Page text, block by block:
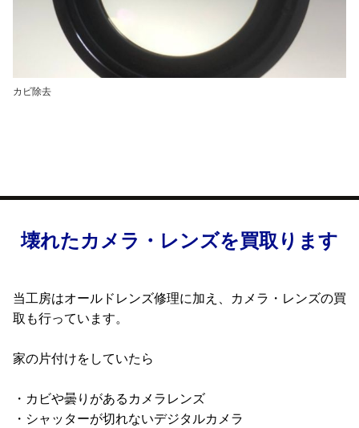
カビ除去
壊れたカメラ・レンズを買取ります
当工房はオールドレンズ修理に加え、カメラ・レンズの買
取も行っています。
家の片付けをしていたら
・カビや曇りがあるカメラレンズ
・シャッターが切れないデジタルカメラ